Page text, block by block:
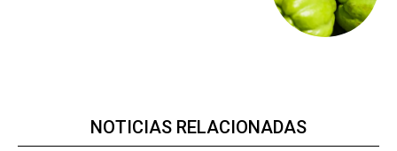
NOTICIAS RELACIONADAS